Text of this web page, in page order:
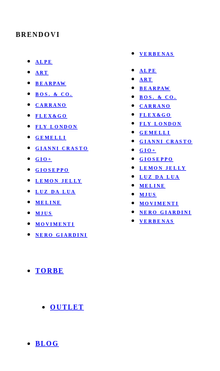
BRENDOVI
ALPE
ART
BEARPAW
BOS. & CO.
CARRANO
FLEX&GO
FLY LONDON
GEMELLI
GIANNI CRASTO
GIO+
GIOSEPPO
LEMON JELLY
LUZ DA LUA
MELINE
MJUS
MOVIMENTI
NERO GIARDINI
VERBENAS
ALPE
ART
BEARPAW
BOS. & CO.
CARRANO
FLEX&GO
FLY LONDON
GEMELLI
GIANNI CRASTO
GIO+
GIOSEPPO
LEMON JELLY
LUZ DA LUA
MELINE
MJUS
MOVIMENTI
NERO GIARDINI
VERBENAS
TORBE
OUTLET
BLOG